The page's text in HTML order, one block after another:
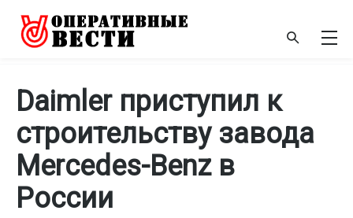
Daimler приступил к
строительству завода
Mercedes-Benz в
России